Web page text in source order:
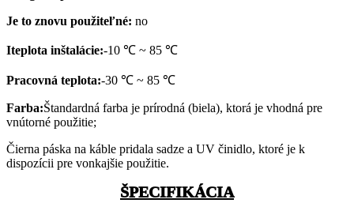
Je to znovu použiteľné: no
Iteplota inštalácie:-10 ℃ ~ 85 ℃
Pracovná teplota:-30 ℃ ~ 85 ℃
Farba:Štandardná farba je prírodná (biela), ktorá je vhodná pre
vnútorné použitie;
Čierna páska na káble pridala sadze a UV činidlo, ktoré je k
dispozícii pre vonkajšie použitie.
ŠPECIFIKÁCIA